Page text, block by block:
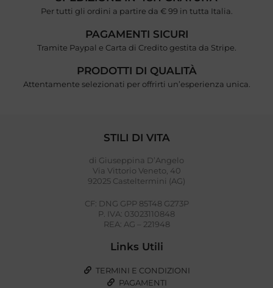
Per tutti gli ordini a partire da € 99 in tutta Italia.
PAGAMENTI SICURI
Tramite Paypal e Carta di Credito gestita da Stripe.
PRODOTTI DI QUALITÀ
Attentamente selezionati per offrirti un’esperienza unica.
STILI DI VITA
di Giuseppina D’Angelo
Via Vittorio Veneto, 40
92025 Casteltermini (AG)
CF: DNG GPP 85T48 G273P
P. IVA: 03023110848
REA: AG – 221948
Links Utili
TERMINI E CONDIZIONI
PAGAMENTI